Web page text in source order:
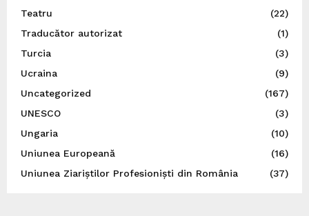
Teatru
(22)
Traducător autorizat
(1)
Turcia
(3)
Ucraina
(9)
Uncategorized
(167)
UNESCO
(3)
Ungaria
(10)
Uniunea Europeană
(16)
Uniunea Ziariștilor Profesioniști din România
(37)